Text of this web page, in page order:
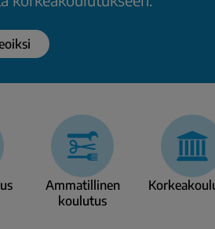
Ammatillinen
koulutus